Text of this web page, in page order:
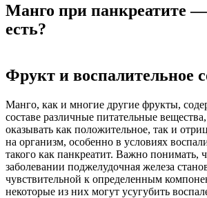
Манго при панкреатите
есть?
Фрукт и воспалительное
Манго, как и многие другие фрукты,
составе различные питательные
оказывать как положительное, так и
на организм, особенно в условиях
такого как панкреатит. Важно понимать,
заболевании поджелудочная железа
чувствительной к определенным
некоторые из них могут усугубить